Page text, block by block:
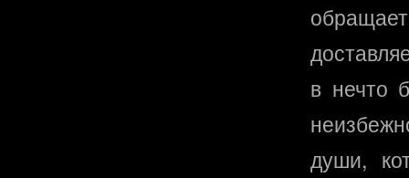
в нечто
души,